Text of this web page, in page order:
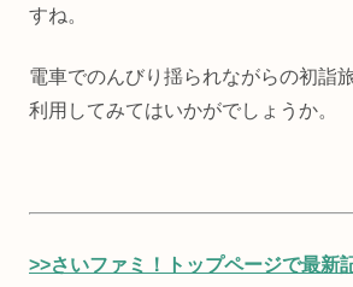
すね。
電車でのんびり揺られながらの初詣
利用してみてはいかがでしょうか。
>>さいファミ！トップページで最新